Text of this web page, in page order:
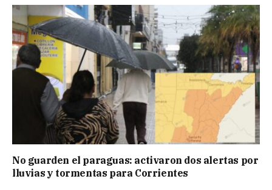
No guarden el paraguas: activaron dos alertas por
lluvias y tormentas para Corrientes